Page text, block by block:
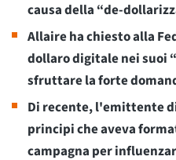
causa della “de-
Allaire ha chiesto alla
dollaro digitale nei suoi
sfruttare la forte
Di recente, l'emittente di
principi che aveva
campagna per